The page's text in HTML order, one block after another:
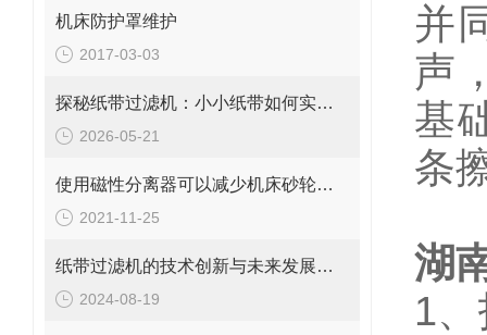
机床防护罩维护
2017-03-03
探秘纸带过滤机：小小纸带如何实现高效过滤？
2026-05-21
使用磁性分离器可以减少机床砂轮修正的次数
2021-11-25
纸带过滤机的技术创新与未来发展趋势
2024-08-19
并
声
基
条
湖
1